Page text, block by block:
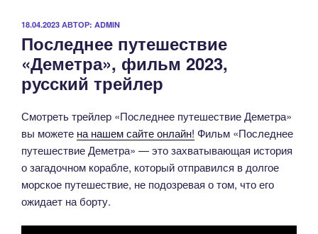
ОПУБЛИКОВАНО
18.04.2023 АВТОР: ADMIN
Последнее путешествие
«Деметра», фильм 2023,
русский трейлер
Смотреть трейлер «Последнее путешествие Деметра»
вы можете на нашем сайте онлайн! Фильм «Последнее
путешествие Деметра» — это захватывающая история
о загадочном корабле, который отправился в долгое
морское путешествие, не подозревая о том, что его
ожидает на борту.